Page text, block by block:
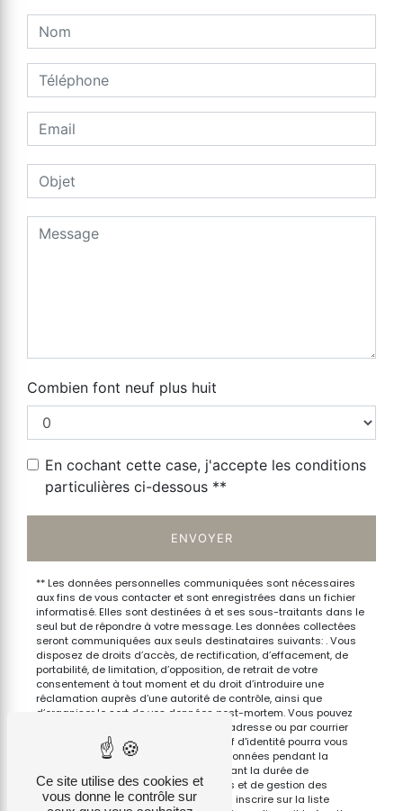
Combien font neuf plus huit
En cochant cette case, j'accepte les conditions
particulières ci-dessous **
ENVOYER
** Les données personnelles communiquées sont nécessaires
aux fins de vous contacter et sont enregistrées dans un fichier
informatisé. Elles sont destinées à et ses sous-traitants dans le
seul but de répondre à votre message. Les données collectées
seront communiquées aux seuls destinataires suivants: . Vous
disposez de droits d’accès, de rectification, d’effacement, de
portabilité, de limitation, d’opposition, de retrait de votre
consentement à tout moment et du droit d’introduire une
réclamation auprès d’une autorité de contrôle, ainsi que
d’organiser le sort de vos données post-mortem. Vous pouvez
exercer ces droits par voie postale à l'adresse ou par courrier
électronique à l'adresse . Un justificatif d'identité pourra vous
être demandé. Nous conservons vos données pendant la
période de prise de contact puis pendant la durée de
prescription légale aux fins probatoires et de gestion des
contentieux. Vous avez le droit de vous inscrire sur la liste
Ce site utilise des cookies et
vous donne le contrôle sur